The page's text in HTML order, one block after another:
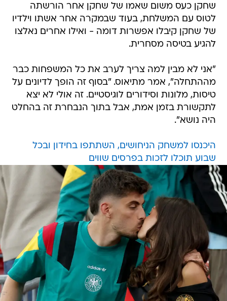
שחקן כעס משום שאמו של שחקן אחר הורשתה
לטוס עם המשלחת, בעוד שבמקרה אחר אשתו וילדיו
של שחקן קיבלו אפשרות דומה - ואילו אחרים נאלצו
להגיע בטיסה מסחרית.
"אני לא מבין למה צריך לערב את כל המשפחות כבר
מההתחלה", אמר מתיאוס. "בסוף זה הופך לדיונים על
טיסות, מלונות וסידורים לוגיסטיים. זה אולי לא יצא
לתקשורת בזמן אמת, אבל בתוך הנבחרת זה בהחלט
היה נושא".
היכנסו למשחק הניחושים, השתתפו בחידון ובכל
שבוע תוכלו לזכות בפרסים שווים